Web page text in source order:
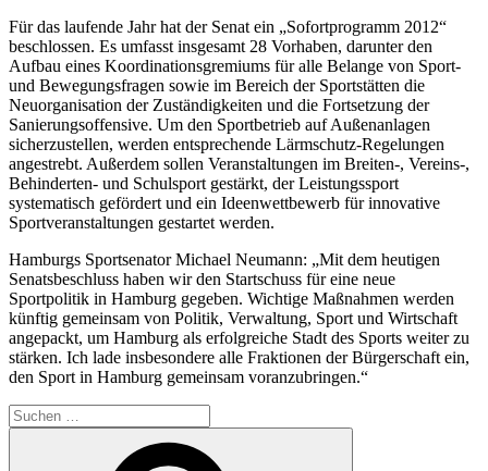
Für das laufende Jahr hat der Senat ein „Sofortprogramm 2012“
beschlossen. Es umfasst insgesamt 28 Vorhaben, darunter den
Aufbau eines Koordinationsgremiums für alle Belange von Sport-
und Bewegungsfragen sowie im Bereich der Sportstätten die
Neuorganisation der Zuständigkeiten und die Fortsetzung der
Sanierungsoffensive. Um den Sportbetrieb auf Außenanlagen
sicherzustellen, werden entsprechende Lärmschutz-Regelungen
angestrebt. Außerdem sollen Veranstaltungen im Breiten-, Vereins-,
Behinderten- und Schulsport gestärkt, der Leistungssport
systematisch gefördert und ein Ideenwettbewerb für innovative
Sportveranstaltungen gestartet werden.
Hamburgs Sportsenator Michael Neumann: „Mit dem heutigen
Senatsbeschluss haben wir den Startschuss für eine neue
Sportpolitik in Hamburg gegeben. Wichtige Maßnahmen werden
künftig gemeinsam von Politik, Verwaltung, Sport und Wirtschaft
angepackt, um Hamburg als erfolgreiche Stadt des Sports weiter zu
stärken. Ich lade insbesondere alle Fraktionen der Bürgerschaft ein,
den Sport in Hamburg gemeinsam voranzubringen.“
Suchen
nach: